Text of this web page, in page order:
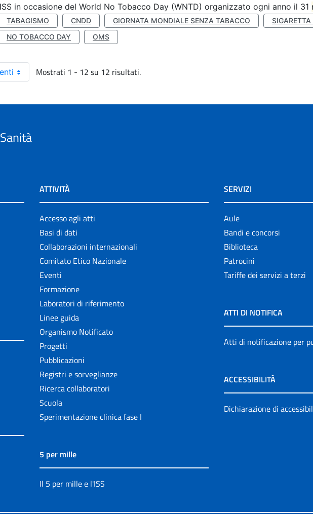
in occasione del World No Tobacco Day (WNTD) organizzato ogni anno il 31
TABAGISMO CNDD GIORNATA MONDIALE SENZA TABACCO
NO TOBACCO DAY
OMS
Mostrati 1 - 12 su 12 risultati.
ATTIVITÀ
Accesso agli atti
Basi di dati
Collaborazioni internazionali
Comitato Etico Nazionale
Eventi
Formazione
Laboratori di riferimento
Linee guida
Organismo Notificato
Progetti
Pubblicazioni
Registri e sorveglianze
Ricerca collaboratori
Scuola
Sperimentazione clinica fase I
5 per mille
Il 5 per mille e l'ISS
SERVIZI
Aule
Bandi e concorsi
Biblioteca
Patrocini
Tariffe dei servizi a terzi
ATTI DI NOTIFICA
Atti di notificazione per
ACCESSIBILITÀ
Dichiarazione di